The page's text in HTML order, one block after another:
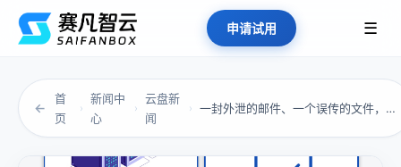
申请试用 ☰
←
首
页
›
新闻中
心
›
云盘新
闻
› 一封外泄的邮件、一个误传的文件，能摧毁一家企...